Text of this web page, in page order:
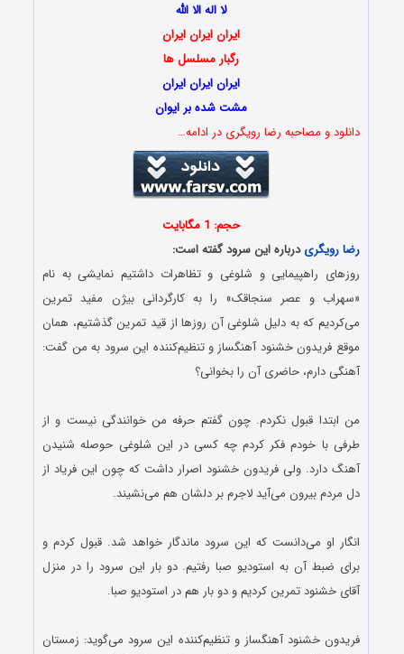
لا اله الا الله
ایران ایران ایران
رگبار مسلسل ها
ایران ایران ایران
مشت شده بر ایوان
دانلود و مصاحبه رضا رویگری در ادامه…
حجم: 1 مگابایت
رضا رویگریدرباره این سرود گفته است:
روزهای راهپیمایی و شلوغی و تظاهرات داشتیم نمایشی به نام
«سهراب و عصر سنجاقک» را به کارگردانی بیژن مفید‌ تمرین
می‌کردیم که به دلیل شلوغی آن روزها از قید تمرین گذشتیم، همان
موقع فریدون خشنود آهنگساز و تنظیم‌کننده این سرود به من گفت:
آهنگی دارم، حاضری آن را بخوانی؟
من ابتدا قبول نکردم. چون گفتم حرفه من خوانندگی نیست و از
طرفی با خودم فکر کردم چه کسی در این شلوغی حوصله شنیدن
آهنگ دارد. ولی فریدون خشنود اصرار داشت که چون این فریاد از
دل مردم بیرون می‌آید لاجرم بر دلشان هم می‌نشیند.
انگار او می‌دانست که این سرود ماندگار خواهد شد. قبول کردم و
برای ضبط آن به استودیو صبا رفتیم. دو بار این سرود را در منزل
آقای خشنود تمرین کردیم و دو بار هم در استودیو صبا.
فریدون خشنود آهنگساز و تنظیم‌کننده این سرود می‌گوید: زمستان